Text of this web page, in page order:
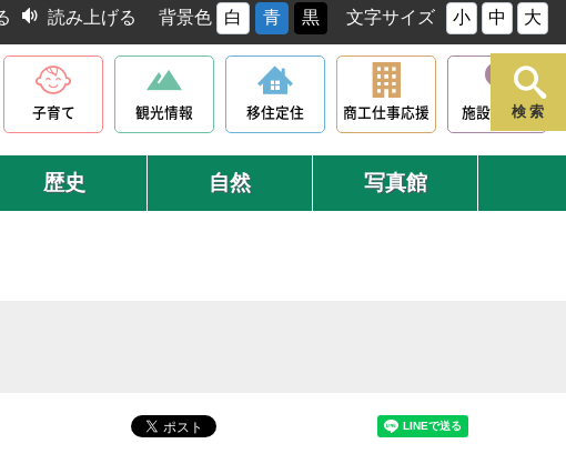
読み上げる 背景色 白 青 黒 文字サイズ 小 中 大
子育て 観光情報 移住定住 商工仕事応援 施設マップ
検索
歴史 自然 写真館